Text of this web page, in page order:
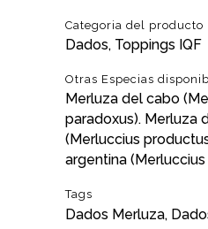
Categoria del producto
Dados, Toppings IQF
Otras Especias
Merluza del cabo
paradoxus). Merluza
(Merluccius
argentina (Merluccius
Tags
Dados Merluza,